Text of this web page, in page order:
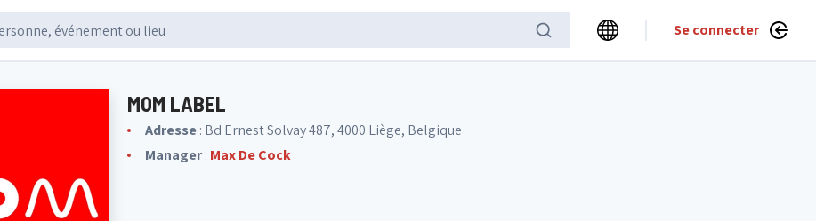
Se connecter
MOM LABEL
Adresse: Bd Ernest Solvay 487, 4000 Liège, Belgique
Manager: Max De Cock